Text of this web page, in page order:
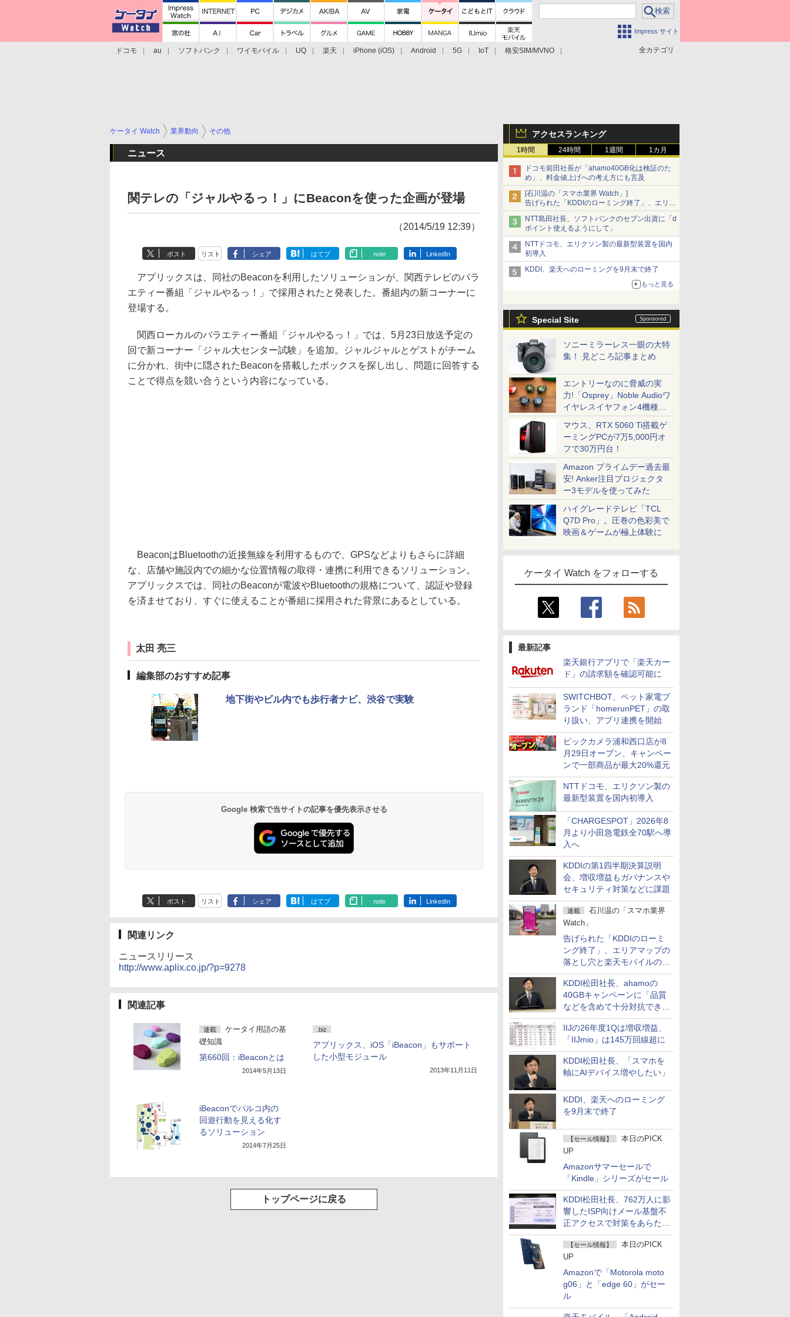
Impress サイト
全カテゴリ
ドコモ au ソフトバンク ワイモバイル UQ 楽天 iPhone (iOS) Android 5G IoT
格安SIM/MVNO
アクセスランキング
1時間 24時間 1週間 1カ月
ドコモ前田社長が「ahamo40GB化は検証のた
め」、料金値上げへの考え方にも言及
[石川温の「スマホ業界 Watch」]
告げられた「KDDIのローミング終了」、エリア
マップの落とし穴と楽天モバイルの課題
NTT島田社長、ソフトバンクのセブン出資に「d
ポイント使えるようにして」
NTTドコモ、エリクソン製の最新型装置を国内
初導入
KDDI、楽天へのローミングを9月末で終了
もっと見る
Special Site
ソニーミラーレス一眼の大特
集！ 見どころ記事まとめ
エントリーなのに脅威の実
力!「Osprey」Noble Audioワ
イヤレスイヤフォン4機種を
一気に聴く
マウス、RTX 5060 Ti搭載ゲ
ーミングPCが7万5,000円オ
フで30万円台！
Amazon プライムデー過去最
安! Anker注目プロジェクタ
ー3モデルを使ってみた
ハイグレードテレビ「TCL
Q7D Pro」。圧巻の色彩美で
映画＆ゲームが極上体験に
ケータイ Watch をフォローする
最新記事
楽天銀行アプリで「楽天カー
ド」の請求額を確認可能に
SWITCHBOT、ペット家電ブ
ランド「homerunPET」の取
り扱い、アプリ連携を開始
ビックカメラ浦和西口店が8
月29日オープン、キャンペー
ンで一部商品が最大20%還元
NTTドコモ、エリクソン製の
最新型装置を国内初導入
「CHARGESPOT」2026年8
月より小田急電鉄全70駅へ導
入へ
KDDIの第1四半期決算説明
会、増収増益もガバナンスや
セキュリティ対策などに課題
連載
石川温の「スマホ業界
Watch」
告げられた「KDDIのローミ
ング終了」、エリアマップの
落とし穴と楽天モバイルの課
題
KDDI松田社長、ahamoの
40GBキャンペーンに「品質
などを含めて十分対抗でき
る」
IIJの26年度1Qは増収増益、
「IIJmio」は145万回線超に
KDDI松田社長、「スマホを
軸にAIデバイス増やしたい」
KDDI、楽天へのローミング
を9月末で終了
【セール情報】
本日のPICK
UP
Amazonサマーセールで
「Kindle」シリーズがセール
KDDI松田社長、762万人に影
響したISP向けメール基盤不
正アクセスで対策をあらため
て説明
【セール情報】
本日のPICK
UP
Amazonで「Motorola moto
g06」と「edge 60」がセー
ル
ケータイ Watch 業界動向 その他
ニュース
関テレの「ジャルやるっ！」にBeaconを使った企画が登場
（2014/5/19 12:39）
ポスト リスト シェア はてブ note LinkedIn
アプリックスは、同社のBeaconを利用したソリューションが、関西テレビのバラ
エティー番組「ジャルやるっ！」で採用されたと発表した。番組内の新コーナーに
登場する。
関西ローカルのバラエティー番組「ジャルやるっ！」では、5月23日放送予定の
回で新コーナー「ジャル大センター試験」を追加。ジャルジャルとゲストがチーム
に分かれ、街中に隠されたBeaconを搭載したボックスを探し出し、問題に回答する
ことで得点を競い合うという内容になっている。
BeaconはBluetoothの近接無線を利用するもので、GPSなどよりもさらに詳細
な、店舗や施設内での細かな位置情報の取得・連携に利用できるソリューション。
アプリックスでは、同社のBeaconが電波やBluetoothの規格について、認証や登録
を済ませており、すぐに使えることが番組に採用された背景にあるとしている。
太田 亮三
編集部のおすすめ記事
地下街やビル内でも歩行者ナビ、渋谷で実験
Google 検索で当サイトの記事を優先表示させる
ポスト リスト シェア はてブ note LinkedIn
関連リンク
ニュースリリース
http://www.aplix.co.jp/?p=9278
関連記事
連載
ケータイ用語の基
礎知識
第660回：iBeaconとは
2014年5月13日
.biz
アプリックス、iOS「iBeacon」もサポート
した小型モジュール
2013年11月11日
iBeaconでパルコ内の
回遊行動を見える化す
るソリューション
2014年7月25日
トップページに戻る